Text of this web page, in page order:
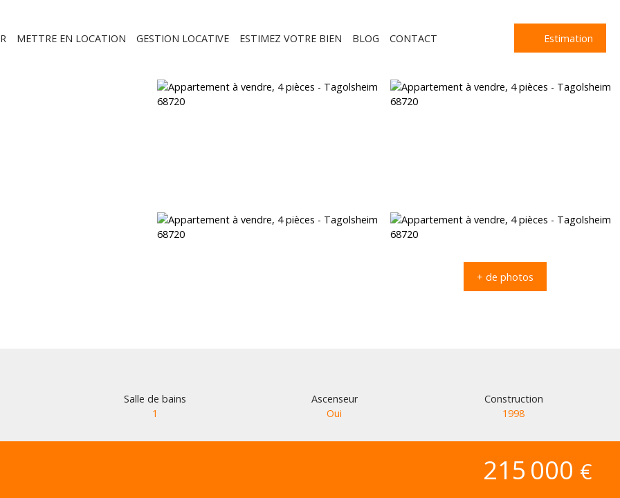
METTRE EN LOCATION GESTION LOCATIVE ESTIMEZ VOTRE BIEN BLOG CONTACT Estimation
+ de photos
Salle de bains
1
Ascenseur
Oui
Construction
1998
215 000 €